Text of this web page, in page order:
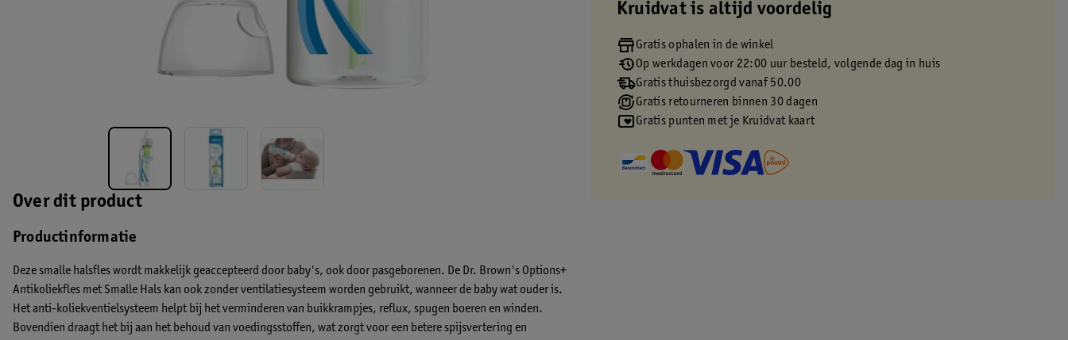
Over dit product
Productinformatie
Deze smalle halsfles wordt makkelijk geaccepteerd door baby's, ook door pasgeborenen. De Dr. Brown's Options+
Antikoliekfles met Smalle Hals kan ook zonder ventilatiesysteem worden gebruikt, wanneer de baby wat ouder is.
Het anti-koliekventielsysteem helpt bij het verminderen van buikkrampjes, reflux, spugen boeren en winden.
Bovendien draagt het bij aan het behoud van voedingsstoffen, wat zorgt voor een betere spijsvertering en
Kruidvat is altijd voordelig
Gratis ophalen in de winkel
Op werkdagen voor 22:00 uur besteld, volgende dag in huis
Gratis thuisbezorgd vanaf 50.00
Gratis retourneren binnen 30 dagen
Gratis punten met je Kruidvat kaart